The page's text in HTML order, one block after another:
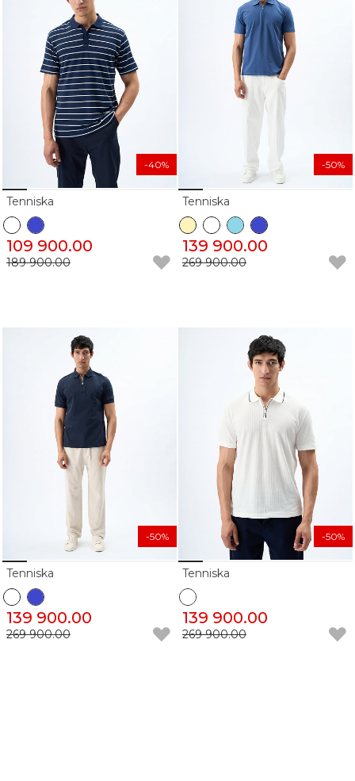
Tenniska
109 900.00
189 900.00
-40%
Tenniska
139 900.00
269 900.00
-50%
Tenniska
139 900.00
269 900.00
-50%
Tenniska
139 900.00
269 900.00
-50%